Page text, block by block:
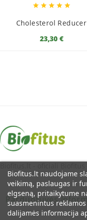
    
Cholesterol Reducer
23,30 €
Parduotuvės
Biofitus.lt naudojame
veikimą, paslaugas ir
elgseną, pritaikytume
suasmenintus
dalijamės informacija